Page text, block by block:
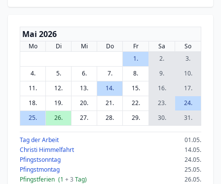
Mai 2026
Mo Di Mi Do Fr Sa
So
1.
2.
3.
4.
5. 6. 7. 8. 9.
10.
11.
12. 13. 14. 15. 16.
17.
18.
19. 20. 21. 22. 23.
24.
25.
26. 27. 28. 29. 30. 31.
Tag der Arbeit
01.05.
Christi Himmelfahrt
14.05.
Pfingstsonntag
24.05.
Pfingstmontag
25.05.
Pfingstferien (1 + 3 Tag) 26.05.